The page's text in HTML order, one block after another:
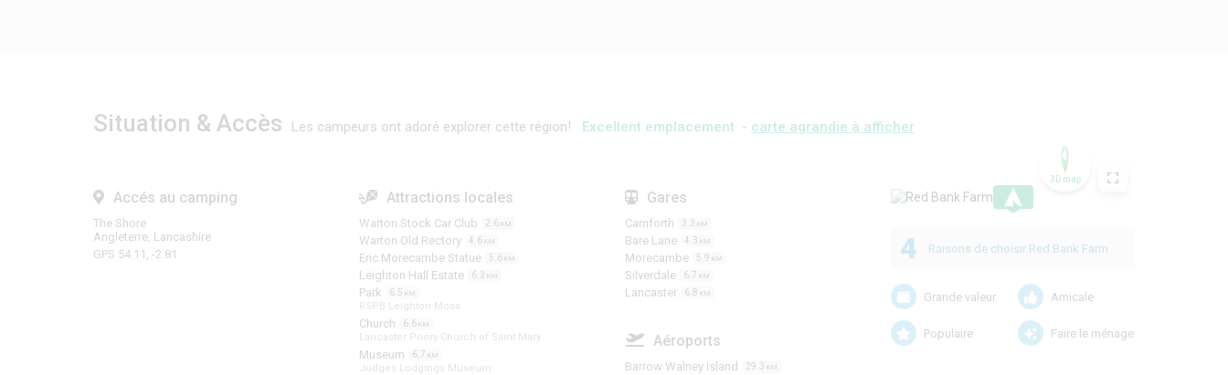
Situation & Accès Les campeurs ont adoré explorer cette région! Excellent emplacement - carte agrandie à afficher
Accés au camping
The Shore
Angleterre, Lancashire
GPS 54.11, -2.81
Attractions locales
Warton Stock Car Club 2.6 KM
Warton Old Rectory 4.6 KM
Eric Morecambe Statue 5.6 KM
Leighton Hall Estate 6.3 KM
Park 6.5 KM
RSPB Leighton Moss
Church 6.6 KM
Lancaster Priory Church of Saint Mary
Museum 6.7 KM
Judges Lodgings Museum
Gares
Carnforth 3.3 KM
Bare Lane 4.3 KM
Morecambe 5.9 KM
Silverdale 6.7 KM
Lancaster 6.8 KM
Aéroports
Barrow Walney Island 29.3 KM
.
3D map
4 Raisons de choisir Red Bank Farm
Grande valeur Amicale
Populaire Faire le ménage